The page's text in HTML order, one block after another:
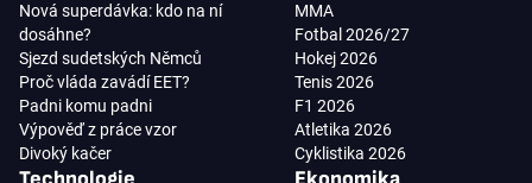
Nová superdávka: kdo na ní
dosáhne?
Sjezd sudetských Němců
Proč vláda zavádí EET?
Padni komu padni
Výpověď z práce vzor
Divoký kačer
MMA
Fotbal 2026/27
Hokej 2026
Tenis 2026
F1 2026
Atletika 2026
Cyklistika 2026